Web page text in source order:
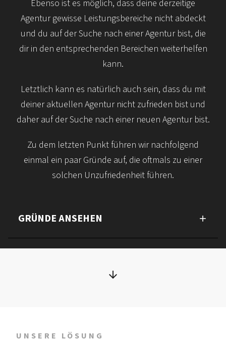
Ebenso ist es möglich, dass deine derzeitige
Agentur gewisse Leistungs­bereiche nicht abdeckt
und du auf der Suche nach einer Agentur bist, die
dir in den entsprechenden Bereichen weiter­helfen
kann.
Letztlich kann es natürlich auch sein, dass du mit
deiner aktuellen Agentur nicht zufrieden bist und
daher auf der Suche nach einer neuen Agentur bist.
Zu dem letzten Punkt führen wir nachfolgend
einmal ein paar Gründe auf, die oftmals zu einer
solchen Unzufriedenheit führen.
GRÜNDE ANSEHEN
UNSERE LÖSUNG